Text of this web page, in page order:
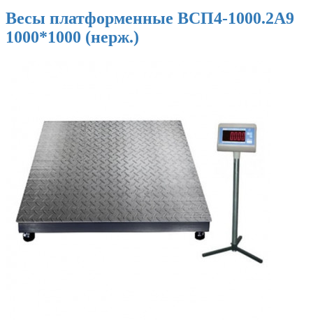
Весы платформенные ВСП4-1000.2А9
1000*1000 (нерж.)